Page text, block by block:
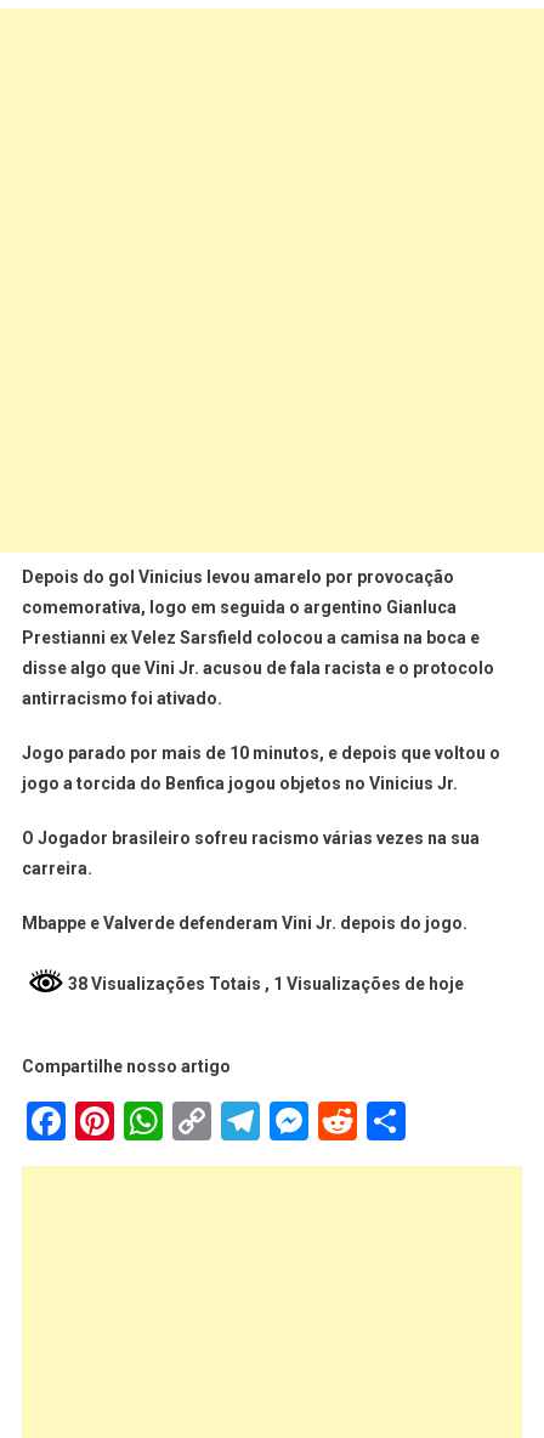
Depois do gol Vinicius levou amarelo por provocação
comemorativa, logo em seguida o argentino Gianluca
Prestianni ex Velez Sarsfield colocou a camisa na boca e
disse algo que Vini Jr. acusou de fala racista e o protocolo
antirracismo foi ativado.
Jogo parado por mais de 10 minutos, e depois que voltou o
jogo a torcida do Benfica jogou objetos no Vinicius Jr.
O Jogador brasileiro sofreu racismo várias vezes na sua
carreira.
Mbappe e Valverde defenderam Vini Jr. depois do jogo.
38 Visualizações Totais , 1 Visualizações de hoje
Compartilhe nosso artigo
Facebook
Pinterest
WhatsApp
Copy
Link
Telegram
Messenger
Reddit
Share